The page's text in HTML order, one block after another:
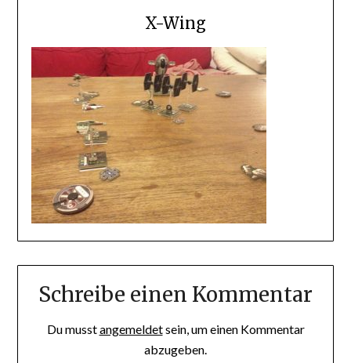
X-Wing
Schreibe einen Kommentar
Du musstangemeldetsein, um einen Kommentar
abzugeben.